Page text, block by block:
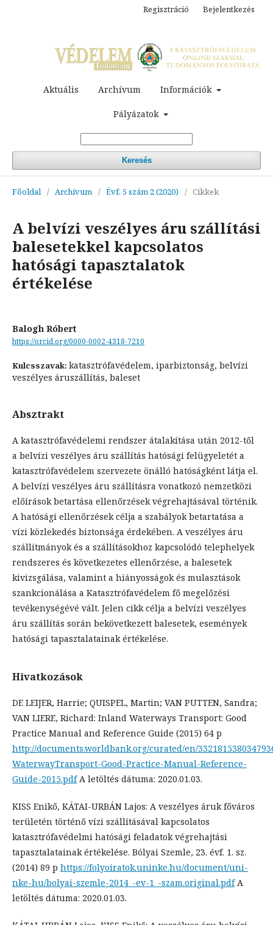
Aktuális Archívum Információk
Pályázatok
Keresés
Regisztráció Bejelentkezés
Főoldal / Archívum / Évf. 5 szám 2 (2020) / Cikkek
A belvízi veszélyes áru szállítási
balesetekkel kapcsolatos
hatósági tapasztalatok
értékelése
Balogh Róbert
https://orcid.org/0000-0002-4318-7210
Kulcsszavak: katasztrófavédelem, iparbiztonság, belvízi
veszélyes áruszállítás, baleset
Absztrakt
A katasztrófavédelemi rendszer átalakítása után 2012-től
a belvízi veszélyes áru szállítás hatósági felügyeletét a
katasztrófavédelem szervezete önálló hatóságként látja el.
A belvízi veszélyes áru szállításra vonatkozó nemzetközi
előírások betartása ellenőrzések végrehajtásával történik.
A hatósági ellenőrzések célja a szabályok betartatása a
vízi közlekedés biztonsága érdekében. A veszélyes áru
szállítmányok és a szállításokhoz kapcsolódó telephelyek
rendszeres és következetes ellenőrzése, a balesetek
kivizsgálása, valamint a hiányosságok és mulasztások
szankcionálása a Katasztrófavédelem fő megelőzési
tevékenységévé vált. Jelen cikk célja a belvízi veszélyes
áru szállítás során bekövetkezett balesetek, események
hatósági tapasztalatainak értékelése.
Hivatkozások
DE LEIJER, Harrie; QUISPEL, Martin; VAN PUTTEN, Sandra;
VAN LIERE, Richard: Inland Waterways Transport: Good
Practice Manual and Reference Guide (2015) 64 p
http://documents.worldbank.org/curated/en/
WaterwayTransport-Good-Practice-Manual-Reference-
Guide-2015.pdfA letöltés dátuma: 2020.01.03.
KISS Enikő, KÁTAI-URBÁN Lajos: A veszélyes áruk főváros
területén történő vízi szállításával kapcsolatos
katasztrófavédelmi hatósági feladatok végrehajtási
tapasztalatainak értékelése. Bólyai Szemle, 23. évf. 1. sz.
(2014) 89 p https://folyoiratok.uninke.hu/document/uni-
nke-hu/bolyai-szemle-2014_-ev-1_-szam.original.pdfA
letöltés dátuma: 2020.01.03.